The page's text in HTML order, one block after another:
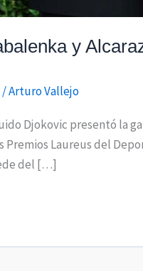
y
/Arturo Vallejo
Djokovic presentó la
Laureus del
del […]